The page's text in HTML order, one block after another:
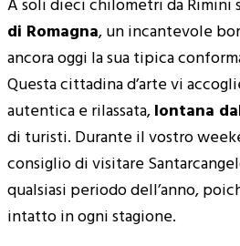
A soli dieci chilometri da Rimini
di Romagna, un incantevole
ancora oggi la sua tipica
Questa cittadina d’arte vi
autentica e rilassata,lontana
di turisti. Durante il vostro
consiglio di visitare
qualsiasi periodo dell’anno,
intatto in ogni stagione.